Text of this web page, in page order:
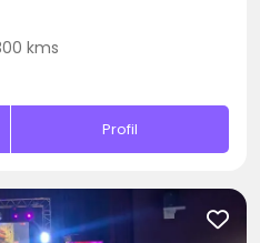
kms
Profil